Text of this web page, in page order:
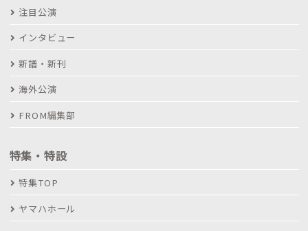
注目公演
インタビュー
新譜・新刊
海外公演
FROM編集部
特集・特設
特集TOP
ヤマハホール